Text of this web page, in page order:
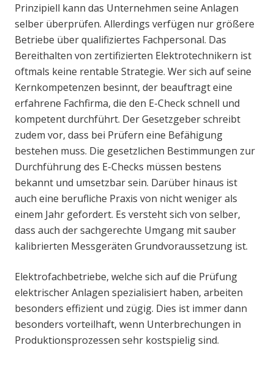
Prinzipiell kann das Unternehmen seine Anlagen
selber überprüfen. Allerdings verfügen nur größere
Betriebe über qualifiziertes Fachpersonal. Das
Bereithalten von zertifizierten Elektrotechnikern ist
oftmals keine rentable Strategie. Wer sich auf seine
Kernkompetenzen besinnt, der beauftragt eine
erfahrene Fachfirma, die den E-Check schnell und
kompetent durchführt. Der Gesetzgeber schreibt
zudem vor, dass bei Prüfern eine Befähigung
bestehen muss. Die gesetzlichen Bestimmungen zur
Durchführung des E-Checks müssen bestens
bekannt und umsetzbar sein. Darüber hinaus ist
auch eine berufliche Praxis von nicht weniger als
einem Jahr gefordert. Es versteht sich von selber,
dass auch der sachgerechte Umgang mit sauber
kalibrierten Messgeräten Grundvoraussetzung ist.
Elektrofachbetriebe, welche sich auf die Prüfung
elektrischer Anlagen spezialisiert haben, arbeiten
besonders effizient und zügig. Dies ist immer dann
besonders vorteilhaft, wenn Unterbrechungen in
Produktionsprozessen sehr kostspielig sind.